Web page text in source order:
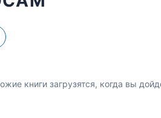
книги загрузятся, когда вы